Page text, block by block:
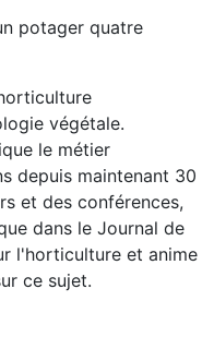
potager quatre
végétale.
le métier
depuis maintenant 30
et des conférences,
dans le Journal de
l'horticulture et anime
ce sujet.